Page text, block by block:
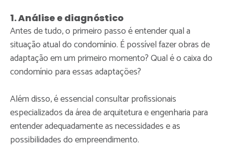
1. Análise e diagnóstico
Antes de tudo, o primeiro passo é entender qual a
situação atual do condomínio. É possível fazer obras de
adaptação em um primeiro momento? Qual é o caixa do
condomínio para essas adaptações?
Além disso, é essencial consultar profissionais
especializados da área de arquitetura e engenharia para
entender adequadamente as necessidades e as
possibilidades do empreendimento.